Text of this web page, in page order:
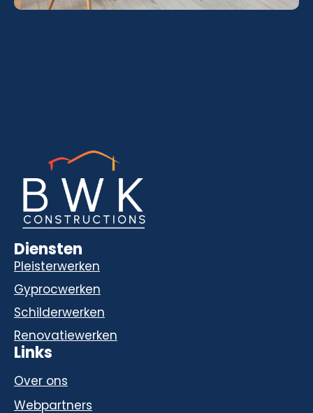
Diensten
Pleisterwerken
Gyprocwerken
Schilderwerken
Renovatiewerken
Links
Over ons
Webpartners